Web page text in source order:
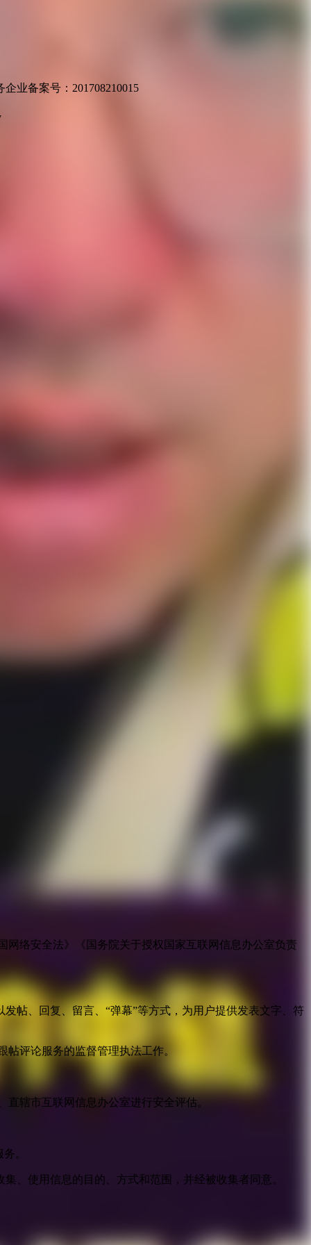
业备案号：201708210015
络安全法》《国务院关于授权国家互联网信息办公室负责
帖、回复、留言、“弹幕”等方式，为用户提供发表文字、符
评论服务的监督管理执法工作。
辖市互联网信息办公室进行安全评估。
。
、使用信息的目的、方式和范围，并经被收集者同意。